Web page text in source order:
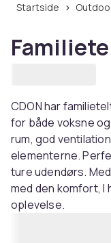
Startside
CDON har
for både voksne
rum, god
elementerne.
ture udendørs.
med den komfort, I
oplevelse.